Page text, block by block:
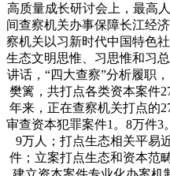
高质量成长研讨会上，最高
间查察机关办事保障长江经
察机关以习新时代中国特色
生态文明思惟、习思惟和习
讲话，“四大查察”分析履职
樊篱，共打点各类资本案件
年来，正在查察机关打点的
审查资本犯罪案件1。8万件3
9万人；打点生态相关平易
件；立案打点生态和资本范